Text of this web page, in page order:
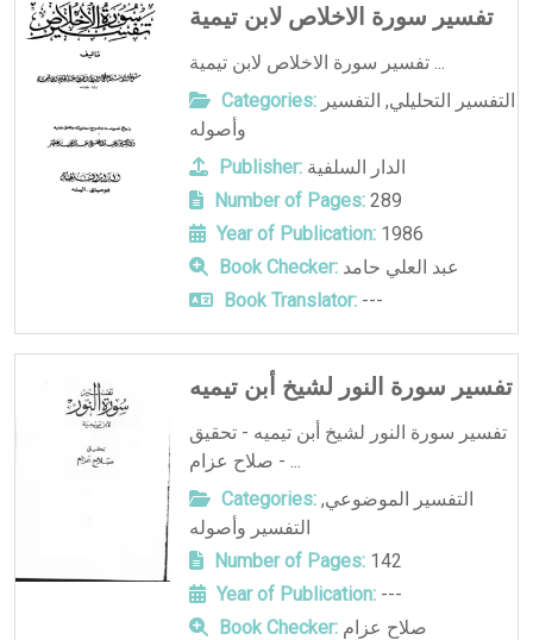
تفسير سورة الاخلاص لابن تيمية
تفسير سورة الاخلاص لابن تيمية ...
Categories:
التفسير التحليلي, التفسير
وأصوله
Publisher: الدار السلفية
Number of Pages:289
Year of Publication:1986
Book Checker: عبد العلي حامد
Book Translator:---
تفسير سورة النور لشيخ أبن تيميه
تفسير سورة النور لشيخ أبن تيميه - تحقيق
- صلاح عزام ...
Categories: التفسير الموضوعي,
التفسير وأصوله
Number of Pages:142
Year of Publication:---
Book Checker: صلاح عزام